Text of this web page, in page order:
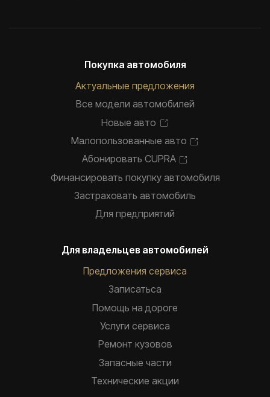
Покупка автомобиля
Актуальные предложения
Все модели автомобилей
Новые авто
Малопользованные авто
Абонировать CUPRA
Финансировать покупку автомобиля
Застраховать автомобиль
Для предприятий
Для владельцев автомобилей
Предложения сервиса
Записатьca
Помощь на дороге
Услуги сервиса
Ремонт кузовов
Запасные части
Технические акции